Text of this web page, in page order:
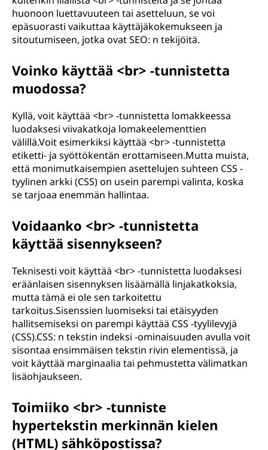
huonoon luettavuuteen tai asetteluun, se voi
epäsuorasti vaikuttaa käyttäjäkokemukseen ja
sitoutumiseen, jotka ovat SEO: n tekijöitä.
Voinko käyttää <br> -tunnistetta
muodossa?
Kyllä, voit käyttää <br> -tunnistetta lomakkeessa
luodaksesi viivakatkoja lomakeelementtien
välillä.Voit esimerkiksi käyttää <br> -tunnistetta
etiketti- ja syöttökentän erottamiseen.Mutta muista,
että monimutkaisempien asettelujen suhteen CSS -
tyylinen arkki (CSS) on usein parempi valinta, koska
se tarjoaa enemmän hallintaa.
Voidaanko <br> -tunnistetta
käyttää sisennykseen?
Teknisesti voit käyttää <br> -tunnistetta luodaksesi
eräänlaisen sisennyksen lisäämällä linjakatkoksia,
mutta tämä ei ole sen tarkoitettu
tarkoitus.Sisenssien luomiseksi tai etäisyyden
hallitsemiseksi on parempi käyttää CSS -tyylilevyjä
(CSS).CSS: n tekstin indeksi -ominaisuuden avulla voit
sisontaa ensimmäisen tekstin rivin elementissä, ja
voit käyttää marginaalia tai pehmustetta välimatkan
lisäohjaukseen.
Toimiiko <br> -tunniste
hypertekstin merkinnän kielen
(HTML) sähköpostissa?